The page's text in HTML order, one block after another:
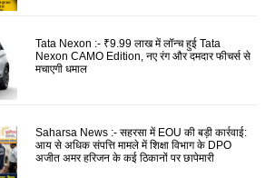
Tata Nexon :- ₹9.99 लाख में लॉन्च हुई Tata
Nexon CAMO Edition, नए रंग और दमदार फीचर्स से
मचाएगी धमाल
Saharsa News :- सहरसा में EOU की बड़ी कार्रवाई:
आय से अधिक संपत्ति मामले में शिक्षा विभाग के DPO
अजीत अमर हरिजन के कई ठिकानों पर छापेमारी